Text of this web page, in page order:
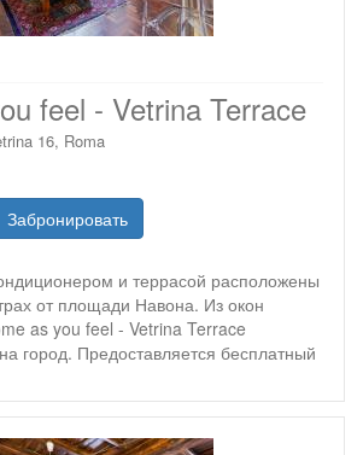
feel - Vetrina Terrace
16, Roma
Забронировать
и террасой расположены
от площади Навона. Из окон
as you feel - Vetrina Terrace
город. Предоставляется бесплатный